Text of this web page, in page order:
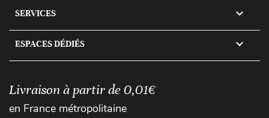
SERVICES 
ESPACES DÉDIÉS 
Livraison à partir de 0,01€
en France métropolitaine